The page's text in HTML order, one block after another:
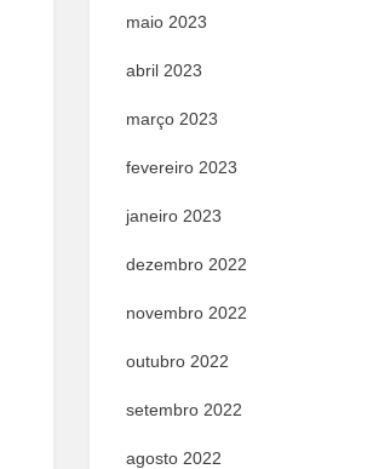
maio 2023
abril 2023
março 2023
fevereiro 2023
janeiro 2023
dezembro 2022
novembro 2022
outubro 2022
setembro 2022
agosto 2022